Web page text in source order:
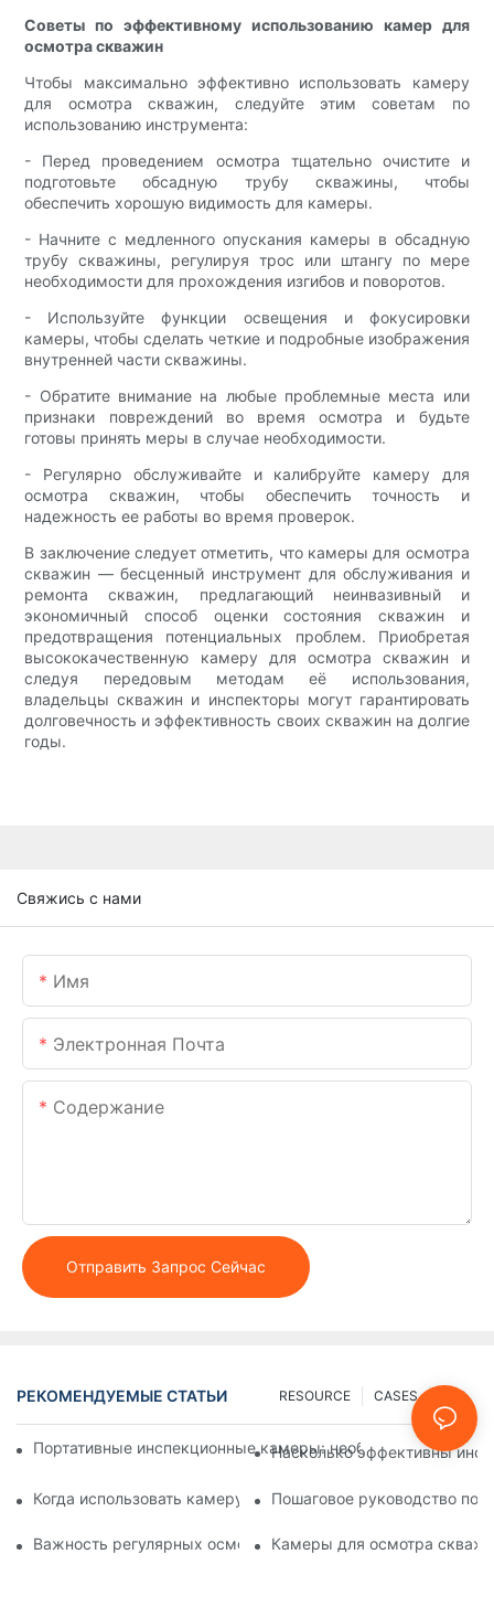
Советы по эффективному использованию камер для
осмотра скважин
Чтобы максимально эффективно использовать камеру
для осмотра скважин, следуйте этим советам по
использованию инструмента:
- Перед проведением осмотра тщательно очистите и
подготовьте обсадную трубу скважины, чтобы
обеспечить хорошую видимость для камеры.
- Начните с медленного опускания камеры в обсадную
трубу скважины, регулируя трос или штангу по мере
необходимости для прохождения изгибов и поворотов.
- Используйте функции освещения и фокусировки
камеры, чтобы сделать четкие и подробные изображения
внутренней части скважины.
- Обратите внимание на любые проблемные места или
признаки повреждений во время осмотра и будьте
готовы принять меры в случае необходимости.
- Регулярно обслуживайте и калибруйте камеру для
осмотра скважин, чтобы обеспечить точность и
надежность ее работы во время проверок.
В заключение следует отметить, что камеры для осмотра
скважин — бесценный инструмент для обслуживания и
ремонта скважин, предлагающий неинвазивный и
экономичный способ оценки состояния скважин и
предотвращения потенциальных проблем. Приобретая
высококачественную камеру для осмотра скважин и
следуя передовым методам её использования,
владельцы скважин и инспекторы могут гарантировать
долговечность и эффективность своих скважин на долгие
годы.
Свяжись с нами
Имя
Электронная Почта
Содержание
Отправить Запрос Сейчас
РЕКОМЕНДУЕМЫЕ СТАТЬИ FAQ
CASES
RESOURCE
Портативные инспекционные камеры: необходимые
Насколько эффективны
Когда использовать камеру для осмотра скважин:
Пошаговое руководство по
Важность регулярных осмотров скважин с помощью
Камеры для осмотра